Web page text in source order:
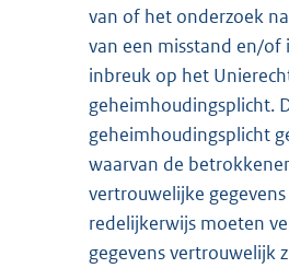
van of het onderzoek
van een misstand en/
inbreuk op het
geheimhoudingsplicht.
geheimhoudingsplicht
waarvan de
vertrouwelijke
redelijkerwijs moeten
gegevens vertrouwelijk